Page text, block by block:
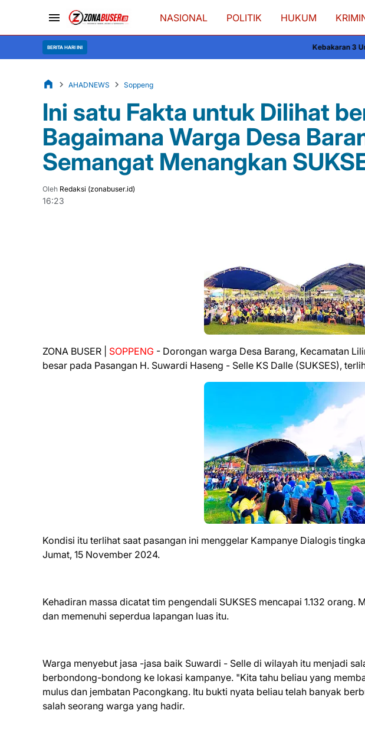
NASIONAL POLITIK HUKUM
BERITA HARI INI Kebakaran 3 Unit Rumah Panggung di
AHADNEWS Soppeng
Ini satu Fakta untuk Dilihat
Bagaimana Warga Desa
Semangat Menangkan
Oleh Redaksi (zonabuser.id)
16:23
ZONA BUSER | SOPPENG - Dorongan warga Desa Barang, Kecamatan
besar pada Pasangan H. Suwardi Haseng - Selle KS Dalle (SUKSES),
Kondisi itu terlihat saat pasangan ini menggelar Kampanye Dialogis
Jumat, 15 November 2024.
Kehadiran massa dicatat tim pengendali SUKSES mencapai 1.132 orang.
dan memenuhi seperdua lapangan luas itu.
Warga menyebut jasa -jasa baik Suwardi - Selle di wilayah itu menjadi
berbondong-bondong ke lokasi kampanye. "Kita tahu beliau yang
mulus dan jembatan Pacongkang. Itu bukti nyata beliau telah banyak
salah seorang warga yang hadir.